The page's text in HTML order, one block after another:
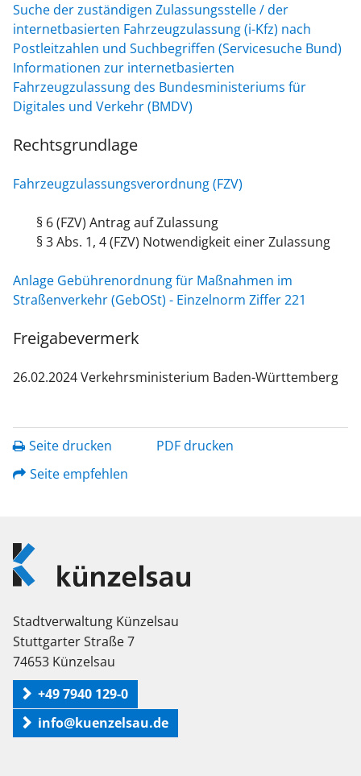
Suche der zuständigen Zulassungsstelle / der
internetbasierten Fahrzeugzulassung (i-Kfz) nach
Postleitzahlen und Suchbegriffen (Servicesuche Bund)
Informationen zur internetbasierten
Fahrzeugzulassung des Bundesministeriums für
Digitales und Verkehr (BMDV)
Rechtsgrundlage
Fahrzeugzulassungsverordnung (FZV)
§ 6 (FZV) Antrag auf Zulassung
§ 3 Abs. 1, 4 (FZV) Notwendigkeit einer Zulassung
Anlage Gebührenordnung für Maßnahmen im
Straßenverkehr (GebOSt) - Einzelnorm Ziffer 221
Freigabevermerk
26.02.2024 Verkehrsministerium Baden-Württemberg
Seite drucken
PDF drucken
Seite empfehlen
Logo
Künzelsau
Stadtverwaltung Künzelsau
Stuttgarter Straße 7
74653 Künzelsau
+49 7940 129-0
info@kuenzelsau.de